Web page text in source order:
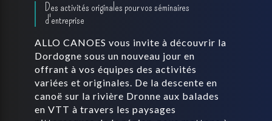
Des activités originales pour vos séminaires
d'entreprise
ALLO CANOES vous invite à découvrir la
Dordogne sous un nouveau jour en
offrant à vos équipes des activités
variées et originales. De la descente en
canoë sur la rivière Dronne aux balades
en VTT à travers les paysages